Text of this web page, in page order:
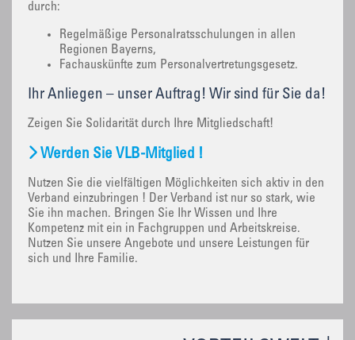
durch:
Regelmäßige Personalratsschulungen in allen
Regionen Bayerns,
Fachauskünfte zum Personalvertretungsgesetz.
Ihr Anliegen – unser Auftrag! Wir sind für Sie da!
Zeigen Sie Solidarität durch Ihre Mitgliedschaft!
Werden Sie VLB-Mitglied !
Nutzen Sie die vielfältigen Möglichkeiten sich aktiv in den
Verband einzubringen ! Der Verband ist nur so stark, wie
Sie ihn machen. Bringen Sie Ihr Wissen und Ihre
Kompetenz mit ein in Fachgruppen und Arbeitskreise.
Nutzen Sie unsere Angebote und unsere Leistungen für
sich und Ihre Familie.